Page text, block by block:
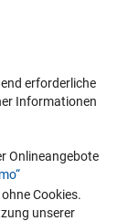
erforderliche
Informationen
Onlineangebote
Cookies.
unserer